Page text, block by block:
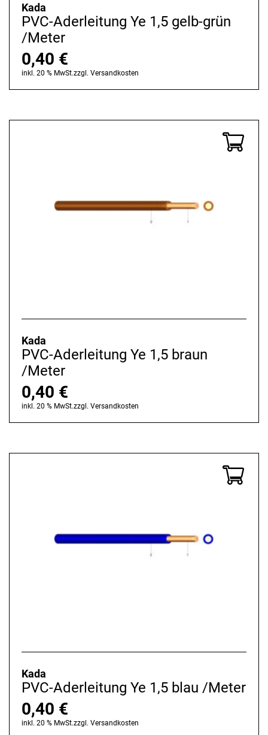
Kada
PVC-Aderleitung Ye 1,5 gelb-grün
/Meter
0,40 €
inkl. 20 % MwSt.zzgl. Versandkosten
Kada
PVC-Aderleitung Ye 1,5 braun
/Meter
0,40 €
inkl. 20 % MwSt.zzgl. Versandkosten
Kada
PVC-Aderleitung Ye 1,5 blau /Meter
0,40 €
inkl. 20 % MwSt.zzgl. Versandkosten